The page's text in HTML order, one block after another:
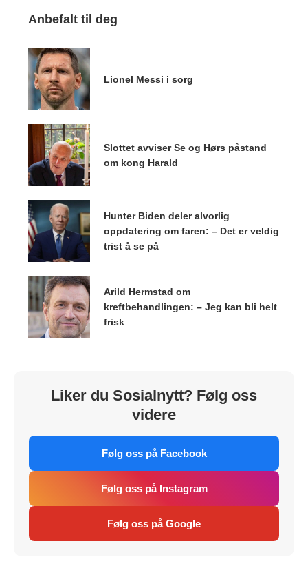
Anbefalt til deg
Lionel Messi i sorg
Slottet avviser Se og Hørs påstand
om kong Harald
Hunter Biden deler alvorlig
oppdatering om faren: – Det er veldig
trist å se på
Arild Hermstad om
kreftbehandlingen: – Jeg kan bli helt
frisk
Liker du Sosialnytt? Følg oss
videre
Følg oss på Facebook
Følg oss på Instagram
Følg oss på Google